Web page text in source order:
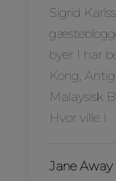
Sigrid
byer I har
Kong,
Malaysisk
Hvor ville I
Jane Away